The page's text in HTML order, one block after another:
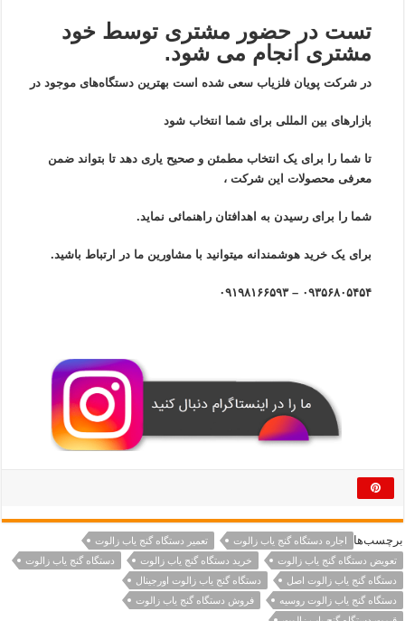
تست در حضور مشتری توسط خود
مشتری انجام می شود.
در شرکت پویان فلزیاب سعی شده است بهترین دستگاه‌های موجود در
بازار‌های بین المللی برای شما انتخاب شود
تا شما را برای یک انتخاب مطمئن و صحیح یاری دهد تا بتواند ضمن
معرفی محصولات این شرکت ،
شما را برای رسیدن به اهدافتان راهنمائی نماید.
برای یک خرید هوشمندانه میتوانید با مشاورین ما در ارتباط باشید.
۰۹۳۵۶۸۰۵۴۵۴ – ۰۹۱۹۸۱۶۶۵۹۳
برچسب‌ها اجاره دستگاه گنج‌ یاب زالوت
تعمیر دستگاه گنج‌ یاب زالوت
تعویض دستگاه گنج‌ یاب زالوت
خرید دستگاه گنج‌ یاب زالوت
دستگاه گنج‌ یاب زالوت
دستگاه گنج‌ یاب زالوت اصل
دستگاه گنج‌ یاب زالوت اورجینال
دستگاه گنج‌ یاب زالوت روسیه
فروش دستگاه گنج‌ یاب زالوت